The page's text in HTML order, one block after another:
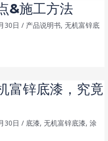
&施工方法
30日/ 产品说明书,无机富锌底
富锌底漆，究竟
30日/ 底漆,无机富锌底漆,涂